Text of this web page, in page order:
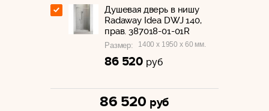
Душевая дверь в нишу
Radaway Idea DWJ 140,
прав. 387018-01-01R
Размер: 1400 x 1950 x 60 мм.
86 520 руб
86 520 руб